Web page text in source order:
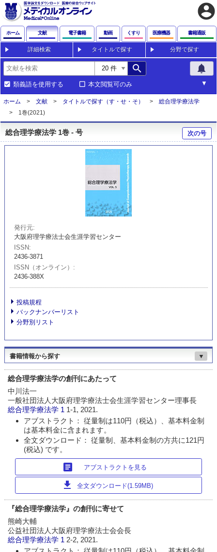
account_circle
ホーム 文献 電子書籍 動画 くすり 医療機器 書籍通販
詳細検索 タイトルで探す 分野で探す
search notifications
類義語を使用する 本文閲覧可のみ
ホーム 文献 タイトルで探す（す・せ・そ）
総合理学療法学
1巻(2021)
総合理学療法学 1巻 - 号 次の号
発行元
大阪府理学療法士会生涯学習センター
ISSN
2436-3871
ISSN（オンライン）
2436-388X
投稿規程
バックナンバーリスト
分野別リスト
書籍情報から探す ▼
総合理学療法学の創刊にあたって
中川法一
一般社団法人大阪府理学療法士会生涯学習センター理事長
総合理学療法学 1 1-1, 2021.
アブストラクト： 従量制は110円（税込）、基本料金制
は基本料金に含まれます。
全文ダウンロード： 従量制、基本料金制の方共に121円
(税込) です。
article アブストラクトを見る
download 全文ダウンロード(1.59MB)
『総合理学療法学』の創刊に寄せて
熊崎大輔
公益社団法人大阪府理学療法士会会長
総合理学療法学 1 2-2, 2021.